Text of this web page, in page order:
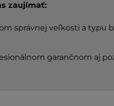
zaujímať:
správnej veľkosti a typu
garančnom aj